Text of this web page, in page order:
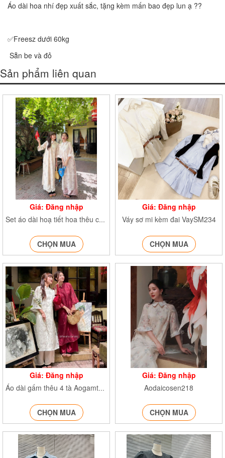
Áo dài hoa nhí đẹp xuất sắc, tặng kèm mấn bao đẹp lun ạ ??
✅Freesz dưới 60kg
Sẵn be và đỏ
Sản phẩm liên quan
Giá: Đăng nhập
Set áo dài hoạ tiết hoa thêu cổ sen Aodai9558
CHỌN MUA
Giá: Đăng nhập
Váy sơ mi kèm đai VaySM234
CHỌN MUA
Giá: Đăng nhập
Áo dài gấm thêu 4 tà Aogamtheu219
CHỌN MUA
Giá: Đăng nhập
Aodaicosen218
CHỌN MUA